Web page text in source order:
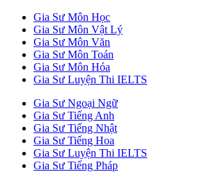
Gia Sư Môn Học
Gia Sư Môn Vật Lý
Gia Sư Môn Văn
Gia Sư Môn Toán
Gia Sư Môn Hóa
Gia Sư Luyện Thi IELTS
Gia Sư Ngoại Ngữ
Gia Sư Tiếng Anh
Gia Sư Tiếng Nhật
Gia Sư Tiếng Hoa
Gia Sư Luyện Thi IELTS
Gia Sư Tiếng Pháp